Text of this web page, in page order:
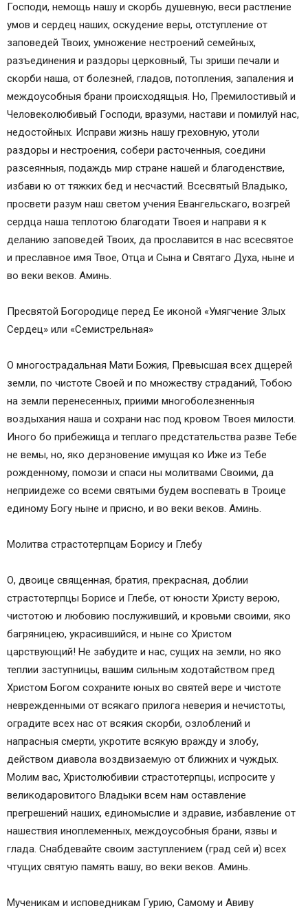
Господи, немощь нашу и скорбь душевную, веси растление
умов и сердец наших, оскудение веры, отступление от
заповедей Твоих, умножение нестроений семейных,
разъединения и раздоры церковный, Ты зриши печали и
скорби наша, от болезней, гладов, потопления, запаления и
междоусобныя брани происходящыя. Но, Премилостивый и
Человеколюбивый Господи, вразуми, настави и помилуй нас,
недостойных. Исправи жизнь нашу греховную, утоли
раздоры и нестроения, собери расточенныя, соедини
разсеянныя, подаждь мир стране нашей и благоденствие,
избави ю от тяжких бед и несчастий. Всесвятый Владыко,
просвети разум наш светом учения Евангельскаго, возгрей
сердца наша теплотою благодати Твоея и направи я к
деланию заповедей Твоих, да прославится в нас всесвятое
и преславное имя Твое, Отца и Сына и Святаго Духа, ныне и
во веки веков. Аминь.
Пресвятой Богородице перед Ее иконой «Умягчение Злых
Сердец» или «Семистрельная»
О многострадальная Мати Божия, Превысшая всех дщерей
земли, по чистоте Своей и по множеству страданий, Тобою
на земли перенесенных, приими многоболезненныя
воздыхания наша и сохрани нас под кровом Твоея милости.
Иного бо прибежища и теплаго предстательства разве Тебе
не вемы, но, яко дерзновение имущая ко Иже из Тебе
рожденному, помози и спаси ны молитвами Своими, да
неприидеже со всеми святыми будем воспевать в Троице
единому Богу ныне и присно, и во веки веков. Аминь.
Молитва страстотерпцам Борису и Глебу
О, двоице священная, братия, прекрасная, доблии
страстотерпцы Борисе и Глебе, от юности Христу верою,
чистотою и любовию послуживший, и кровьми своими, яко
багряницею, украсившийся, и ныне со Христом
царствующий! Не забудите и нас, сущих на земли, но яко
теплии заступницы, вашим сильным ходотайством пред
Христом Богом сохраните юных во святей вере и чистоте
неврежденными от всякаго прилога неверия и нечистоты,
оградите всех нас от всякия скорби, озлоблений и
напрасныя смерти, укротите всякую вражду и злобу,
действом диавола воздвизаемую от ближних и чуждых.
Молим вас, Христолюбивии страстотерпцы, испросите у
великодаровитого Владыки всем нам оставление
прегрешений наших, единомыслие и здравие, избавление от
нашествия иноплеменных, междоусобныя брани, язвы и
глада. Снабдевайте своим заступлением (град сей и) всех
чтущих святую память вашу, во веки веков. Аминь.
Мученикам и исповедникам Гурию, Самому и Авиву